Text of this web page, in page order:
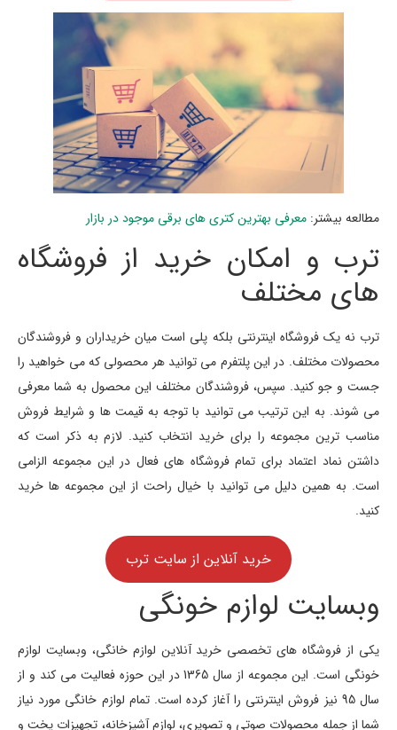
مطالعه بیشتر: معرفی بهترین کتری های برقی موجود در بازار
ترب و امکان خرید از فروشگاه
های مختلف
ترب نه یک فروشگاه اینترنتی بلکه پلی است میان خریداران و فروشندگان
محصولات مختلف. در این پلتفرم می توانید هر محصولی که می خواهید را
جست و جو کنید. سپس، فروشندگان مختلف این محصول به شما معرفی
می شوند. به این ترتیب می توانید با توجه به قیمت ها و شرایط فروش
مناسب ترین مجموعه را برای خرید انتخاب کنید. لازم به ذکر است که
داشتن نماد اعتماد برای تمام فروشگاه های فعال در این مجموعه الزامی
است. به همین دلیل می توانید با خیال راحت از این مجموعه ها خرید
کنید.
خرید آنلاین از سایت ترب
وبسایت لوازم خونگی
یکی از فروشگاه های تخصصی خرید آنلاین لوازم خانگی، وبسایت لوازم
خونگی است. این مجموعه از سال 1365 در این حوزه فعالیت می کند و از
سال 95 نیز فروش اینترنتی را آغاز کرده است. تمام لوازم خانگی مورد نیاز
شما از جمله محصولات صوتی و تصویری، لوازم آشپزخانه، تجهیزات پخت و